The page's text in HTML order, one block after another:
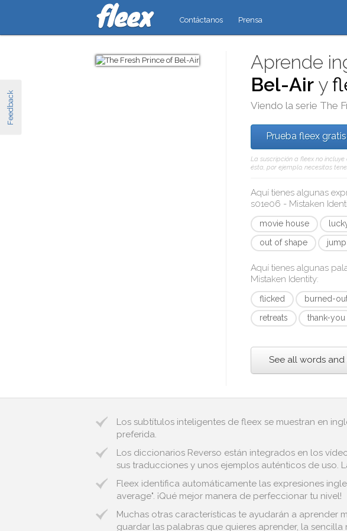
Feedback
Contáctanos Prensa
Aprende
Bel-Air y
Viendo la serie The
Prueba fleex gratis
La suscripción a fleex no
ésta, por ejemplo, necesitas
Aquí tienes algunas
s01e06 - Mistaken
movie house
out of shape
Aquí tienes algunas
Mistaken Identity:
flicked burned-
retreats
thank-you
See all words
Los subtítulos inteligentes de fleex se muestran en
preferida.
Los diccionarios Reverso están integrados en los
sus traducciones y unos ejemplos auténticos de uso.
Fleex identifica automáticamente las expresiones
average". ¡Qué mejor manera de perfeccionar tu nivel!
Muchas otras características te ayudarán a aprender
guardar las palabras que quieres aprender, la